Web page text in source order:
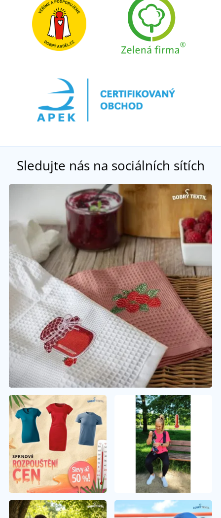
Sledujte nás na sociálních sítích